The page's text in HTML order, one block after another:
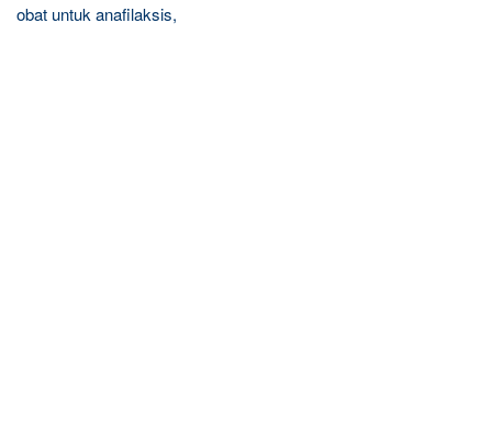
obat untuk anafilaksis,